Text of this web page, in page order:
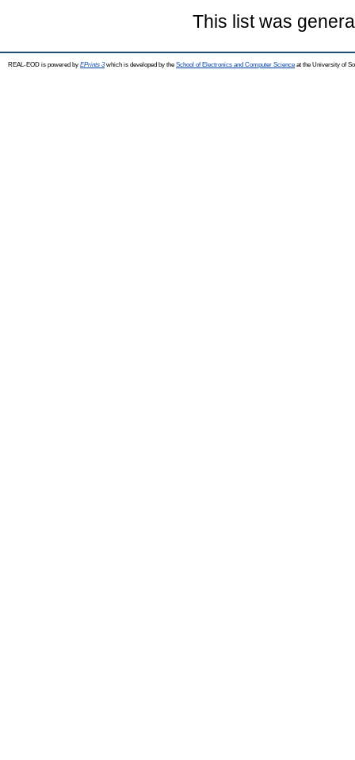
This list was
REAL-EOD is powered by EPrints 3which is developed by the School of Electronics and Computer Science at the University of